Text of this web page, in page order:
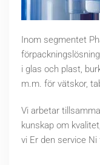
Inom segmentet
i glas och plast,
m.m. för vätskor,
Vi arbetar
kunskap om
vi Er den service Ni